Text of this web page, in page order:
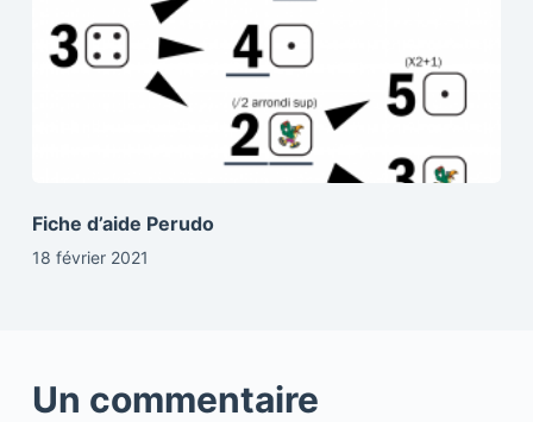
Fiche d’aide Perudo
18 février 2021
Un commentaire